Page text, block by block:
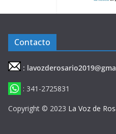
Contacto
:
: 341-2725831
Copyright © 2023 La Voz de